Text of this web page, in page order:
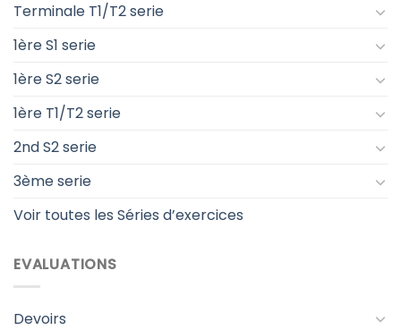
Terminale T1/T2 serie
1ère S1 serie
1ère S2 serie
1ère T1/T2 serie
2nd S2 serie
3ème serie
Voir toutes les Séries d’exercices
EVALUATIONS
Devoirs